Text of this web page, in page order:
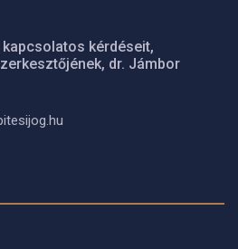
kérdéseit,
dr. Jámbor